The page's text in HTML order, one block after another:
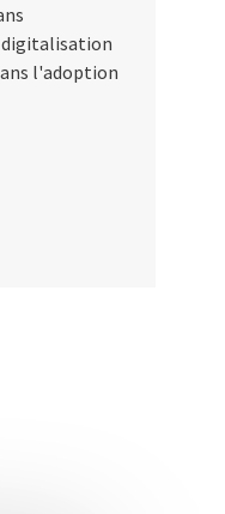
l'adoption
Digitale